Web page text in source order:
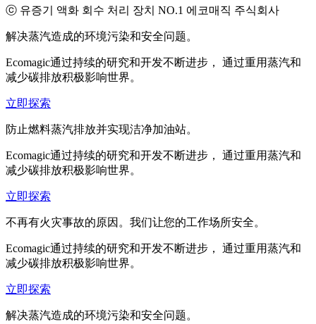
ⓒ 유증기 액화 회수 처리 장치 NO.1 에코매직 주식회사
解决蒸汽造成的环境污染和安全问题。
Ecomagic通过持续的研究和开发不断进步， 通过重用蒸汽和
减少碳排放积极影响世界。
立即探索
防止燃料蒸汽排放并实现洁净加油站。
Ecomagic通过持续的研究和开发不断进步， 通过重用蒸汽和
减少碳排放积极影响世界。
立即探索
不再有火灾事故的原因。 我们让您的工作场所安全。
Ecomagic通过持续的研究和开发不断进步， 通过重用蒸汽和
减少碳排放积极影响世界。
立即探索
解决蒸汽造成的环境污染和安全问题。